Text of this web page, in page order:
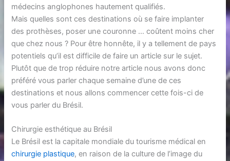
médecins anglophones hautement qualifiés.
Mais quelles sont ces destinations où se faire implanter
des prothèses, poser une couronne … coûtent moins cher
que chez nous ? Pour être honnête, il y a tellement de pays
potentiels qu’il est difficile de faire un article sur le sujet.
Plutôt que de trop réduire notre article nous avons donc
préféré vous parler chaque semaine d’une de ces
destinations et nous allons commencer cette fois-ci de
vous parler du Brésil.
Chirurgie esthétique au Brésil
Le Brésil est la capitale mondiale du tourisme médical en
chirurgie plastique, en raison de la culture de l’image du